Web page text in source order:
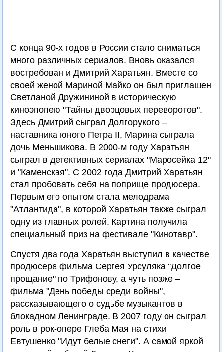
С конца 90-х годов в России стало сниматься
много различных сериалов. Вновь оказался
востребован и Дмитрий Харатьян. Вместе со
своей женой Мариной Майко он был приглашен
Светланой Дружининой в историческую
киноэпопею "Тайны дворцовых переворотов".
Здесь Дмитрий сыграл Долгорукого –
наставника юного Петра II, Марина сыграла
дочь Меньшикова. В 2000-м году Харатьян
сыграл в детективных сериалах "Маросейка 12"
и "Каменская". С 2002 года Дмитрий Харатьян
стал пробовать себя на поприще продюсера.
Первым его опытом стала мелодрама
"Атлантида", в которой Харатьян также сыграл
одну из главных ролей. Картина получила
специальный приз на фестивале "Кинотавр".
Спустя два года Харатьян выступил в качестве
продюсера фильма Сергея Урсуляка "Долгое
прощание" по Трифонову, а чуть позже –
фильма "День победы среди войны",
рассказывающего о судьбе музыкантов в
блокадном Ленинграде. В 2007 году он сыграл
роль в рок-опере Глеба Мая на стихи
Евтушенко "Идут белые снеги". А самой яркой